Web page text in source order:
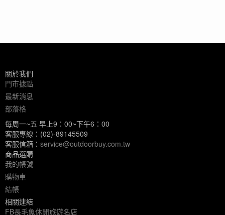
關於我們
門市據點
最新消息
部落格
每周一~五 早上9：00~下午6：00
客服專線：(02)-89145509
客服信箱： service@outdoorbuy.com.tw
商品選購
我的帳號
購物車
結帳
相關連結
FB長毛象休閒旅遊名店